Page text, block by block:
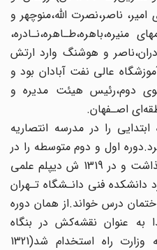
ناصر،نصرت اللّه،منوچهر و
و هوشنگ‌ وارد‌ ارتش
عالی نفت آبادان بود و
دوم،رئیس هیئت‌ مدیره و
اصـفهان.
را در مدرسه انتصاریه
برد.دوره اول و دوم متوسطه را در
دبیرستان دار الفنون پشت سر گذاشت و در 1319 ش‌ دیپلم علمی‌
فنی‌ دانـشگاه‌ تـهران
درس خواند.از همان دوره
عنوان‌ نقشه‌کش در‌ بنگاه‌